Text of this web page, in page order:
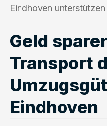
Eindhoven
Geld
Transport
Eindhoven